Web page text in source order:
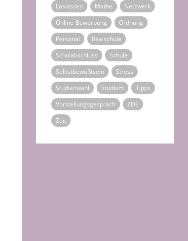
Loslassen
Mathe
Netzwerk
Online-Bewerbung
Ordnung
Personal
Realschule
Schulabschluss
Schule
Selbstbewußtsein
Stress
Studienwahl
Studium
Tipps
Vorstellungsgespräch
ZDE
Zeit